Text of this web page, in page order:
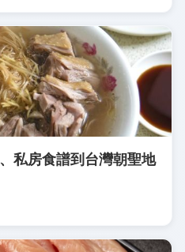
私房食譜到台灣朝聖地